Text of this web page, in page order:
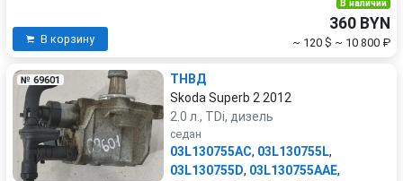
В корзину
В наличии
360 BYN
~ 120 $ ~ 10 800 ₽
№ 69601
ТНВД
Skoda Superb 2 2012
2.0 л., TDi, дизель
седан
03L130755AC, 03L130755L,
03L130755D, 03L130755AAE,